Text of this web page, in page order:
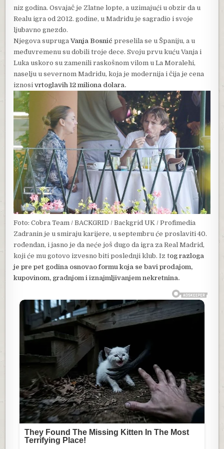
niz godina. Osvajač je Zlatne lopte, a uzimajući u obzir da u
Realu igra od 2012. godine, u Madridu je sagradio i svoje
ljubavno gnezdo.
Njegova suprugaVanja Bosnić preselila se u Španiju, a u
međuvremenu su dobili troje dece. Svoju prvu kuću Vanja i
Luka uskoro su zamenili raskošnom vilom u La Moralehi,
naselju u severnom Madridu, koja je modernija i čija je cena
iznosivrtoglavih 12 miliona dolara.
Foto: Cobra Team / BACKGRID / Backgrid UK / Profimedia
Zadranin je u smiraju karijere, u septembru će proslaviti 40.
rođendan, i jasno je da neće još dugo da igra za Real Madrid,
koji će mu gotovo izvesno biti poslednji klub. Iz tog razloga
je pre pet godina osnovao formu koja se bavi prodajom,
kupovinom, gradnjom i iznajmljivanjem nekretnina.